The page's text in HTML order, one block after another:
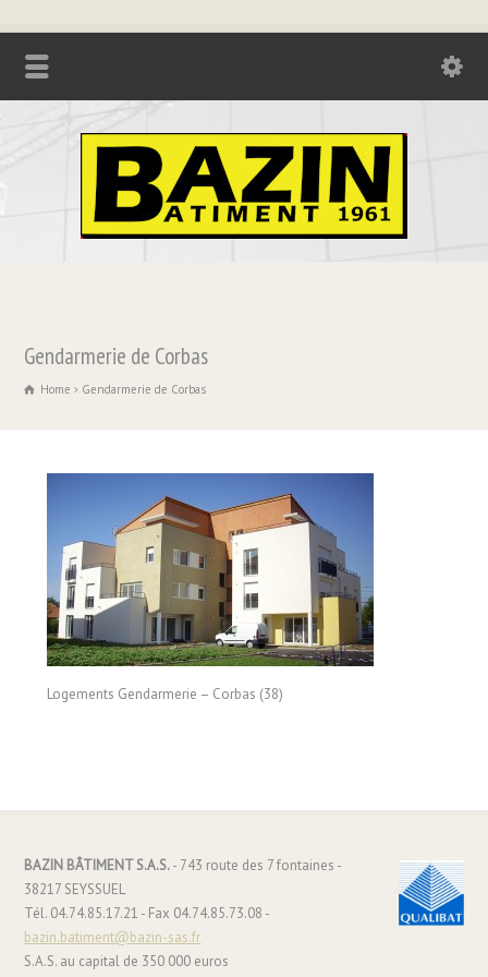
Gendarmerie de Corbas
Home Gendarmerie de Corbas
Logements Gendarmerie – Corbas (38)
BAZIN BÂTIMENT S.A.S.- 743 route des 7 fontaines -
38217 SEYSSUEL
Tél. 04.74.85.17.21 - Fax 04.74.85.73.08 -
bazin.batiment@bazin-sas.fr
S.A.S. au capital de 350 000 euros